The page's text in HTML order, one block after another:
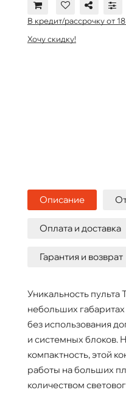
В кредит/рассрочку от
Хочу скидку!
Описание
Оплата и доставка
Гарантия и возврат
Уникальность пульта
небольших
без использования
и системных блоков.
компактность, этой
работы на больших
количеством